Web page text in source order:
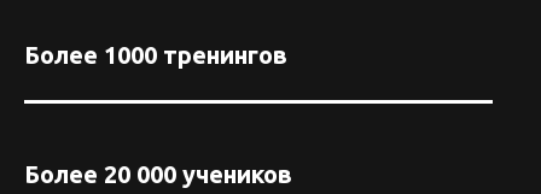
Более 1000 тренингов
Более 20 000 учеников